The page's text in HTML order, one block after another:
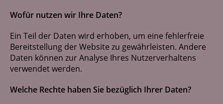
Wofür nutzen wir Ihre Daten?
Ein Teil der Daten wird erhoben, um eine fehlerfreie
Bereitstellung der Website zu gewährleisten. Andere
Daten können zur Analyse Ihres Nutzerverhaltens
verwendet werden.
Welche Rechte haben Sie bezüglich Ihrer Daten?